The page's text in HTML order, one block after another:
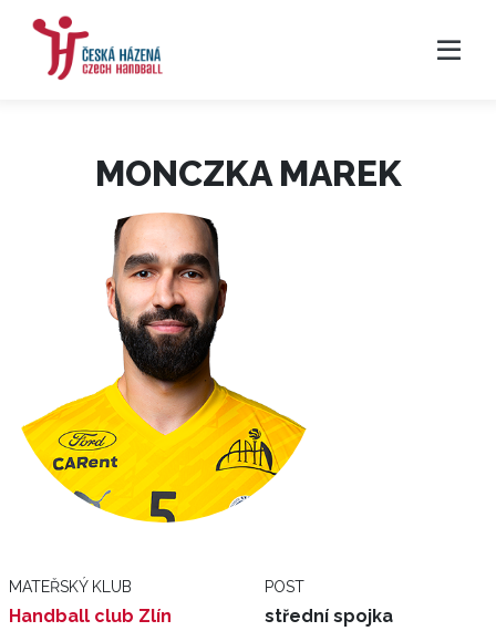
MONCZKA MAREK
MATEŘSKÝ KLUB
Handball club Zlín
POST
střední spojka